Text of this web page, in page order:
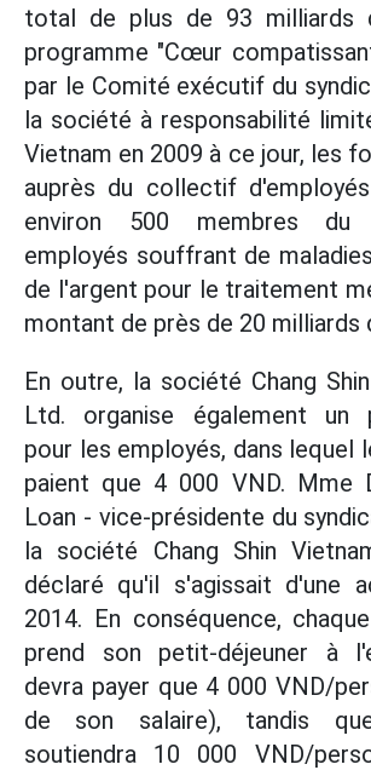
total de plus de 93 milliards
programme "Cœur
par le Comité exécutif du
la société à responsabilité
Vietnam en 2009 à ce jour, les
auprès du collectif
environ 500 membres du
employés souffrant de
de l'argent pour le traitement
montant de près de 20 milliards
En outre, la société Chang
Ltd. organise également un
pour les employés, dans lequel
paient que 4 000 VND. Mme
Loan - vice-présidente du
la société Chang Shin
déclaré qu'il s'agissait d'une
2014. En conséquence,
prend son petit-déjeuner à
devra payer que 4 000 VND/
de son salaire), tandis
soutiendra 10 000 VND/